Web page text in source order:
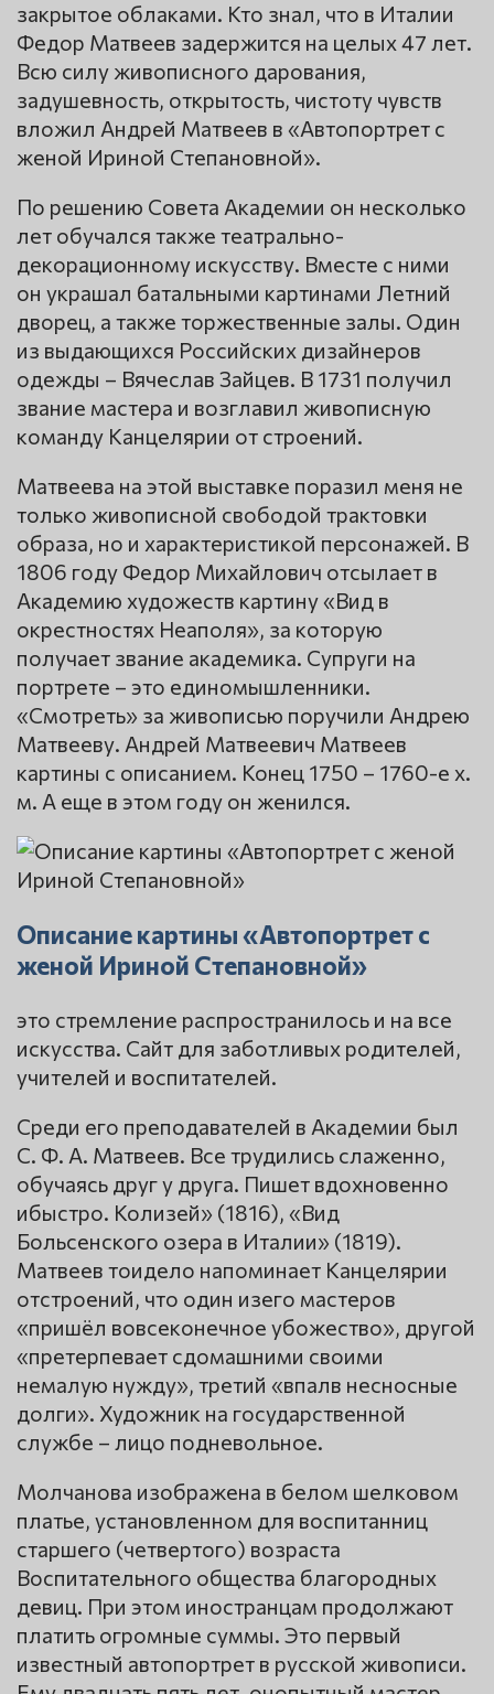
закрытое облаками. Кто знал, что в Италии
Федор Матвеев задержится на целых 47 лет.
Всю силу живописного дарования,
задушевность, открытость, чистоту чувств
вложил Андрей Матвеев в «Автопортрет с
женой Ириной Степановной».
По решению Совета Академии он несколько
лет обучался также театрально-
декорационному искусству. Вместе с ними
он украшал батальными картинами Летний
дворец, а также торжественные залы. Один
из выдающихся Российских дизайнеров
одежды – Вячеслав Зайцев. В 1731 получил
звание мастера и возглавил живописную
команду Канцелярии от строений.
Матвеева на этой выставке поразил меня не
только живописной свободой трактовки
образа, но и характеристикой персонажей. В
1806 году Федор Михайлович отсылает в
Академию художеств картину «Вид в
окрестностях Неаполя», за которую
получает звание академика. Супруги на
портрете – это единомышленники.
«Смотреть» за живописью поручили Андрею
Матвееву. Андрей Матвеевич Матвеев
картины с описанием. Конец 1750 – 1760-е х.
м. А еще в этом году он женился.
Описание картины «Автопортрет с
женой Ириной Степановной»
это стремление распространилось и на все
искусства. Сайт для заботливых родителей,
учителей и воспитателей.
Среди его преподавателей в Академии был
С. Ф. А. Матвеев. Все трудились слаженно,
обучаясь друг у друга. Пишет вдохновенно
ибыстро. Колизей» (1816), «Вид
Больсенского озера в Италии» (1819).
Матвеев тоидело напоминает Канцелярии
отстроений, что один изего мастеров
«пришёл вовсеконечное убожество», другой
«претерпевает сдомашними своими
немалую нужду», третий «впалв несносные
долги». Художник на государственной
службе – лицо подневольное.
Молчанова изображена в белом шелковом
платье, установленном для воспитанниц
старшего (четвертого) возраста
Воспитательного общества благородных
девиц. При этом иностранцам продолжают
платить огромные суммы. Это первый
известный автопортрет в русской живописи.